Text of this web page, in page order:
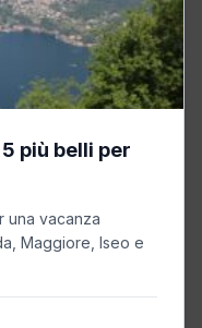
più belli per
una vacanza
Maggiore, Iseo e